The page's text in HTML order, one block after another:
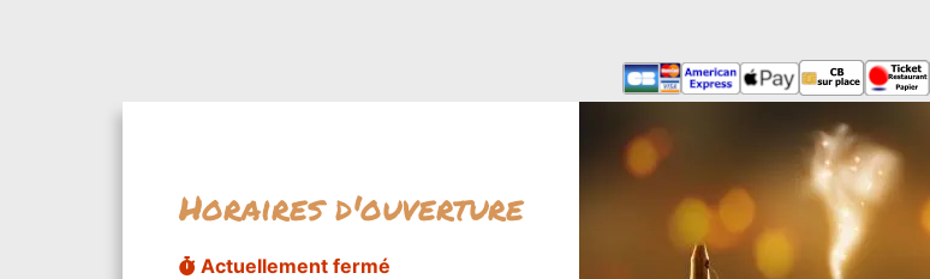
Horaires d'ouverture
Actuellement fermé